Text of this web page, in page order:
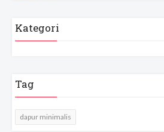
Kategori
Tag
dapur minimalis